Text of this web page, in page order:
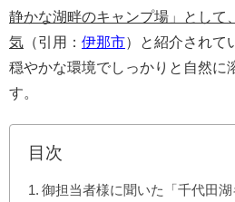
静かな湖畔のキャンプ場」として
気 （引用： 伊那市）と紹介されて
穏やかな環境でしっかりと自然に
す。
目次
御担当者様に聞いた「千代田湖